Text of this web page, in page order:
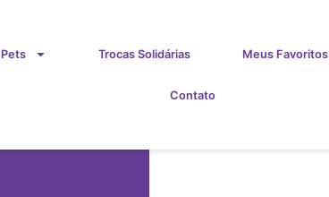
Trocas Solidárias Meus Favoritos
Contato